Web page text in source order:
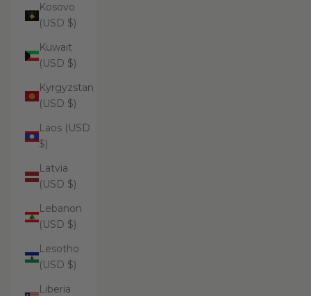
Kosovo
(USD $)
Kuwait
(USD $)
Kyrgyzstan
(USD $)
Laos (USD
$)
Latvia
(USD $)
Lebanon
(USD $)
Lesotho
(USD $)
Liberia